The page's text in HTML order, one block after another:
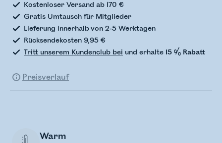
Kostenloser Versand ab 170 €
Gratis Umtausch für Mitglieder
Lieferung innerhalb von 2-5 Werktagen
Rücksendekosten 9,95 €
Tritt unserem Kundenclub bei und erhalte 15 % Rabatt
Preisverlauf
Warm